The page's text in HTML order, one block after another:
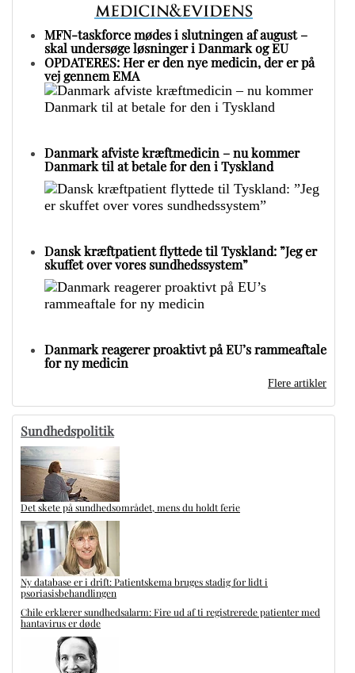
MFN-taskforce mødes i slutningen af august –
skal undersøge løsninger i Danmark og EU
OPDATERES: Her er den nye medicin, der er på
vej gennem EMA
Danmark afviste kræftmedicin – nu kommer
Danmark til at betale for den i Tyskland
Dansk kræftpatient flyttede til Tyskland: ”Jeg er
skuffet over vores sundhedssystem”
Danmark reagerer proaktivt på EU’s rammeaftale
for ny medicin
Flere artikler
Sundhedspolitik
Det skete på sundhedsområdet, mens du holdt ferie
Ny database er i drift: Patientskema bruges stadig for lidt i
psoriasisbehandlingen
Chile erklærer sundhedsalarm: Fire ud af ti registrerede patienter med
hantavirus er døde